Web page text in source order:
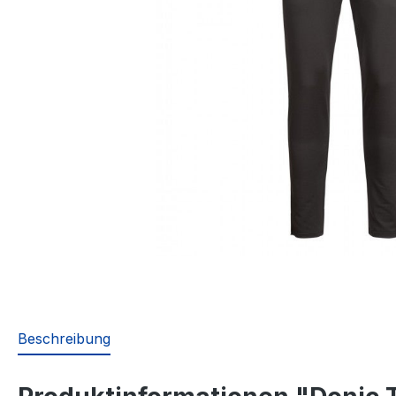
Beschreibung